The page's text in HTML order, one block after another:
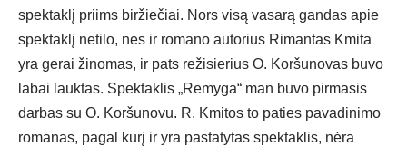
spektaklį priims biržiečiai. Nors visą vasarą gandas apie
spektaklį netilo, nes ir romano autorius Rimantas Kmita
yra gerai žinomas, ir pats režisierius O. Koršunovas buvo
labai lauktas. Spektaklis „Remyga“ man buvo pirmasis
darbas su O. Koršunovu. R. Kmitos to paties pavadinimo
romanas, pagal kurį ir yra pastatytas spektaklis, nėra